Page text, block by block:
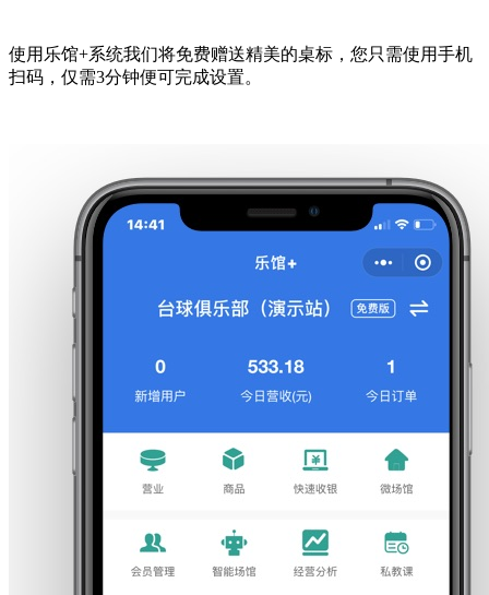
使用乐馆+系统我们将免费赠送精美的桌标，您只需使用手机
扫码，仅需3分钟便可完成设置。